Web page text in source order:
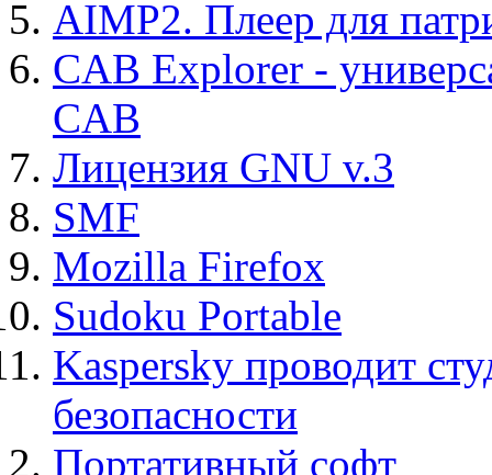
AIMP2. Плеер для
CAB Explorer -
CAB
Лицензия GNU v.3
SMF
Mozilla Firefox
Sudoku Portable
Kaspersky проводит
безопасности
Портативный софт